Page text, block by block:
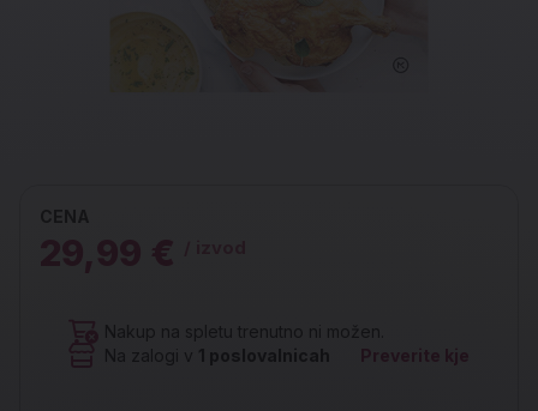
CENA
29,99 €
Nakup na spletu trenutno ni možen.
Na zalogi v 1 poslovalnicah Preverite kje